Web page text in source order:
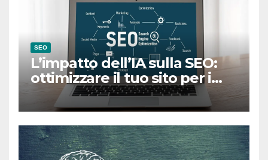
SEO
L’impatto dell’IA sulla SEO:
ottimizzare il tuo sito per i
motori di risposta nel 2026